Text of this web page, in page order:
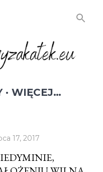
WIĘCEJ…
17, 2017